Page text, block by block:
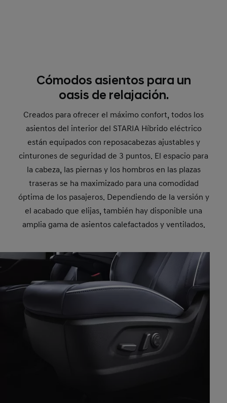
Cómodos asientos para un
oasis de relajación.
Creados para ofrecer el máximo confort, todos los
asientos del interior del STARIA Híbrido eléctrico
están equipados con reposacabezas ajustables y
cinturones de seguridad de 3 puntos. El espacio para
la cabeza, las piernas y los hombros en las plazas
traseras se ha maximizado para una comodidad
óptima de los pasajeros. Dependiendo de la versión y
el acabado que elijas, también hay disponible una
amplia gama de asientos calefactados y ventilados.